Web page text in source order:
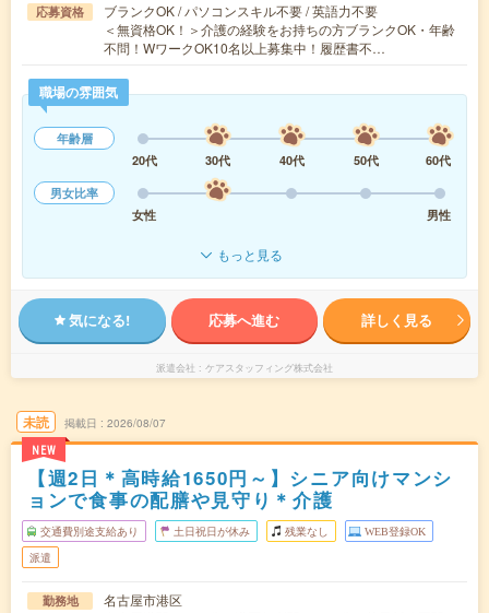
応募資格
ブランクOK / パソコンスキル不要 / 英語力不要
＜無資格OK！＞介護の経験をお持ちの方ブランクOK・年齢
不問！WワークOK10名以上募集中！履歴書不…
職場の雰囲気
年齢層
20代
30代 40代 50代
60代
男女比率
女性
男性
もっと見る
気になる! 応募へ進む 詳しく見る
派遣会社 ケアスタッフィング株式会社
未読
NEW
掲載日 2026/08/07
【週2日＊高時給1650円～】シニア向けマンシ
ョンで食事の配膳や見守り＊介護
交通費別途支給あり 土日祝日が休み 残業なし WEB登録OK
派遣
勤務地
名古屋市港区